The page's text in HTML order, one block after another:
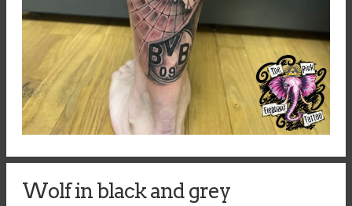
Wolf in black and grey